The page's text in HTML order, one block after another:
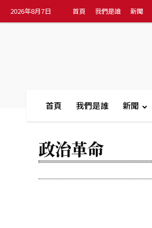
2026年8月7日 首頁 我們是誰 新聞
首頁 我們是誰 新聞
政治革命